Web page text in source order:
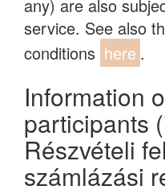
any) are also
service. See also
conditions here .
Information
participants
Részvételi
számlázási